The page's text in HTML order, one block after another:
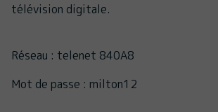
télévision digitale.
Réseau : telenet 840A8
Mot de passe : milton12